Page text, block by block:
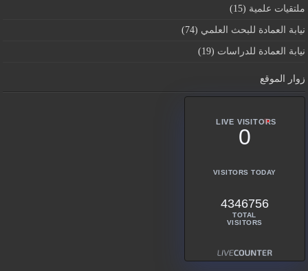
ملتقيات علمية (15)
نيابة العمادة للبحث العلمي (74)
نيابة العمادة للدراسات (19)
زوار الموقع
LIVE VISITORS
0
VISITORS TODAY
4346756
TOTAL
VISITORS